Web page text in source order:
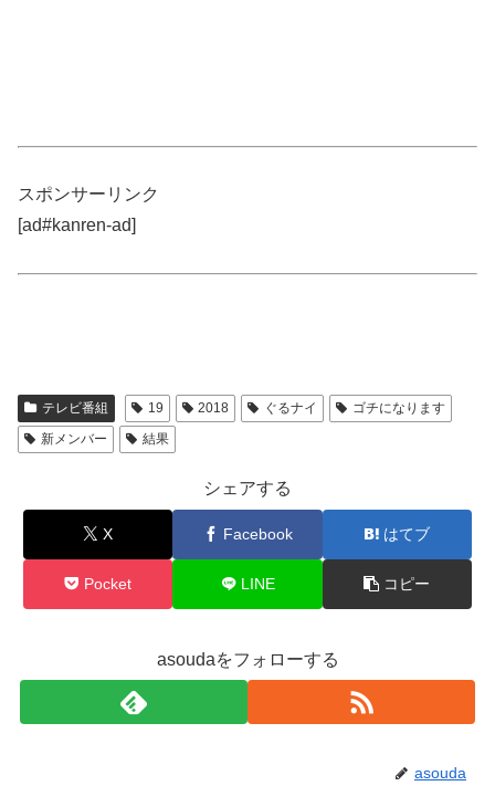
スポンサーリンク
[ad#kanren-ad]
テレビ番組 19 2018 ぐるナイ
ゴチになります
新メンバー
結果
シェアする
X Facebook はてブ
Pocket LINE コピー
asoudaをフォローする
asouda